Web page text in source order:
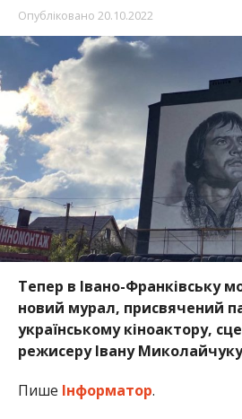
Опубліковано 20.10.2022
Тепер в Івано-Франківську
новий мурал, присвячений
українському кіноактору,
режисеру Івану
Пише Інформатор.